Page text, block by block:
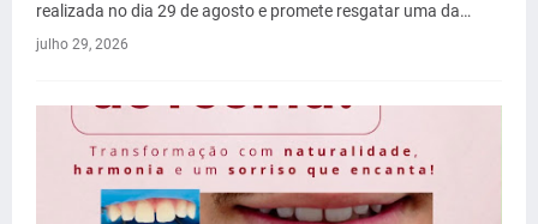
realizada no dia 29 de agosto e promete resgatar uma da…
julho 29, 2026